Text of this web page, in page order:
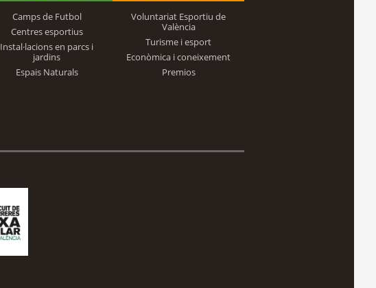
Camps de Futbol
Centres esportius
Instal·lacions en parcs i
jardins
Espais Naturals
Voluntariat Esportiu de
València
Turisme i esport
Econòmica i coneixement
Premios